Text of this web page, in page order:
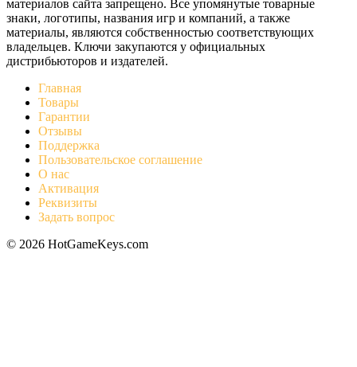
материалов сайта запрещено. Все упомянутые товарные
знаки, логотипы, названия игр и компаний, а также
материалы, являются собственностью соответствующих
владельцев. Ключи закупаются у официальных
дистрибьюторов и издателей.
Главная
Товары
Гарантии
Отзывы
Поддержка
Пользовательское соглашение
О нас
Активация
Реквизиты
Задать вопрос
© 2026 HotGameKeys.com